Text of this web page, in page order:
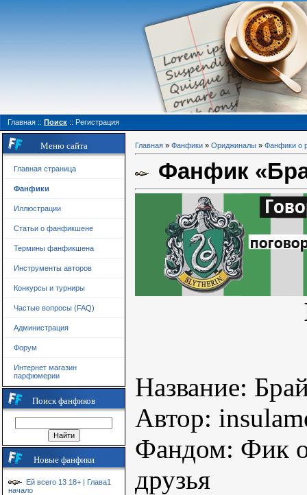
Главная :: Поиск :: Регистрация
Меню сайта
Главная страница
Фанфики
Иллюстрации
Статьи о фанфикшене
Термины фанфикшена
Инструменты авторов
Конкурсы и турниры
Частые вопросы (FAQ)
Администрация
Форум
Интернет магазин
парфюмерии
Поиск фанфиков
Новые фанфики
Ей всего 13 18+ | Глава1
начало
Главная » Фанфики » Ориджиналы » Фанфики о
Фанфик
Название:
Автор:
Фандом: Фик
друзья